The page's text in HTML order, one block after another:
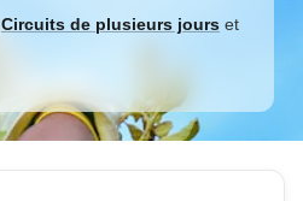
Circuits de plusieurs jours et